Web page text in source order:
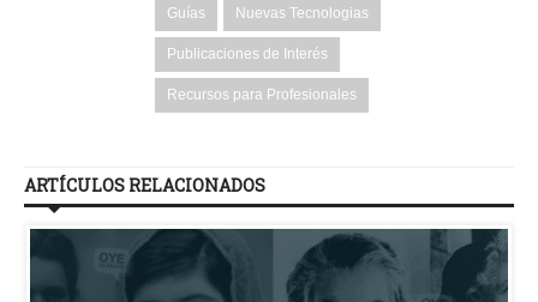
Guías Nuevas Tecnologias
Publicaciones de Interés
Recursos para Profesionales
ARTÍCULOS RELACIONADOS